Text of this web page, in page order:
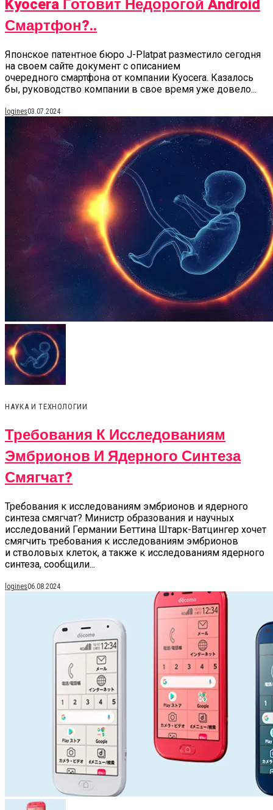
Kyocera Готовит Недорогой Android
Смартфон?..
Японское патентное бюро J-Platpat разместило сегодня
на своем сайте документ с описанием
очередного смартфона от компании Kyocera. Казалось
бы, руководство компании в свое время уже довело...
logines03.07.2024
НАУКА И ТЕХНОЛОГИИ
Требования К Исследованиям
Эмбрионов И Ядерного Синтеза
Смягчат?
Требования к исследованиям эмбрионов и ядерного
синтеза смягчат? Министр образования и научных
исследований Германии Беттина Штарк-Ватцингер хочет
смягчить требования к исследованиям эмбрионов
и стволовых клеток, а также к исследованиям ядерного
синтеза, сообщили...
logines06.08.2024